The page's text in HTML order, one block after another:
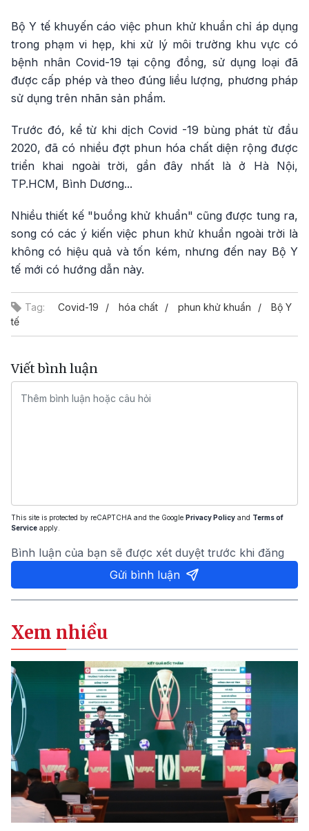
Bộ Y tế khuyến cáo việc phun khử khuẩn chỉ áp dụng
trong phạm vi hẹp, khi xử lý môi trường khu vực có
bệnh nhân Covid-19 tại cộng đồng, sử dụng loại đã
được cấp phép và theo đúng liều lượng, phương pháp
sử dụng trên nhãn sản phẩm.
Trước đó, kể từ khi dịch Covid -19 bùng phát từ đầu
2020, đã có nhiều đợt phun hóa chất diện rộng được
triển khai ngoài trời, gần đây nhất là ở Hà Nội,
TP.HCM, Bình Dương...
Nhiều thiết kế "buồng khử khuẩn" cũng được tung ra,
song có các ý kiến việc phun khử khuẩn ngoài trời là
không có hiệu quả và tốn kém, nhưng đến nay Bộ Y
tế mới có hướng dẫn này.
Tag: Covid-19 hóa chất phun khử khuẩn
Bộ Y
tế
Viết bình luận
This site is protected by reCAPTCHA and the Google Privacy Policy and Terms of
Service apply.
Bình luận của bạn sẽ được xét duyệt trước khi đăng
Gửi bình luận
Xem nhiều